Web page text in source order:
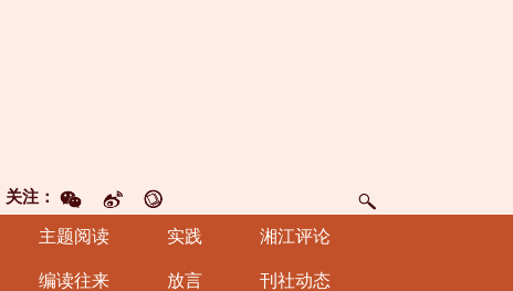
关注：
主题阅读 实践 湘江评论
编读往来 放言 刊社动态